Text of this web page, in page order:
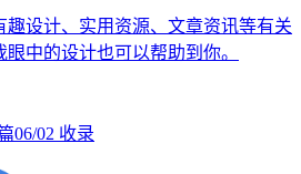
设计、实用资源、文章资讯等有关
中的设计也可以帮助到你。
06/02 收录